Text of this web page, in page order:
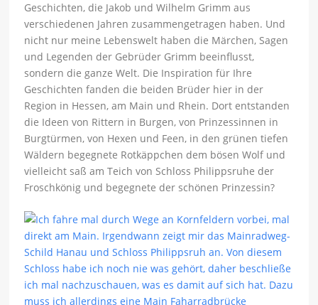
Geschichten, die Jakob und Wilhelm Grimm aus
verschiedenen Jahren zusammengetragen haben. Und
nicht nur meine Lebenswelt haben die Märchen, Sagen
und Legenden der Gebrüder Grimm beeinflusst,
sondern die ganze Welt. Die Inspiration für Ihre
Geschichten fanden die beiden Brüder hier in der
Region in Hessen, am Main und Rhein. Dort entstanden
die Ideen von Rittern in Burgen, von Prinzessinnen in
Burgtürmen, von Hexen und Feen, in den grünen tiefen
Wäldern begegnete Rotkäppchen dem bösen Wolf und
vielleicht saß am Teich von Schloss Philippsruhe der
Froschkönig und begegnete der schönen Prinzessin?